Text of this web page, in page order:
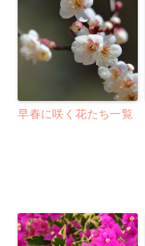
早春に咲く花たち一覧